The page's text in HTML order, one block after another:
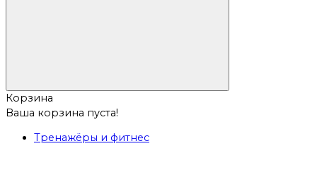
Корзина
Ваша корзина пуста!
Тренажёры и фитнес